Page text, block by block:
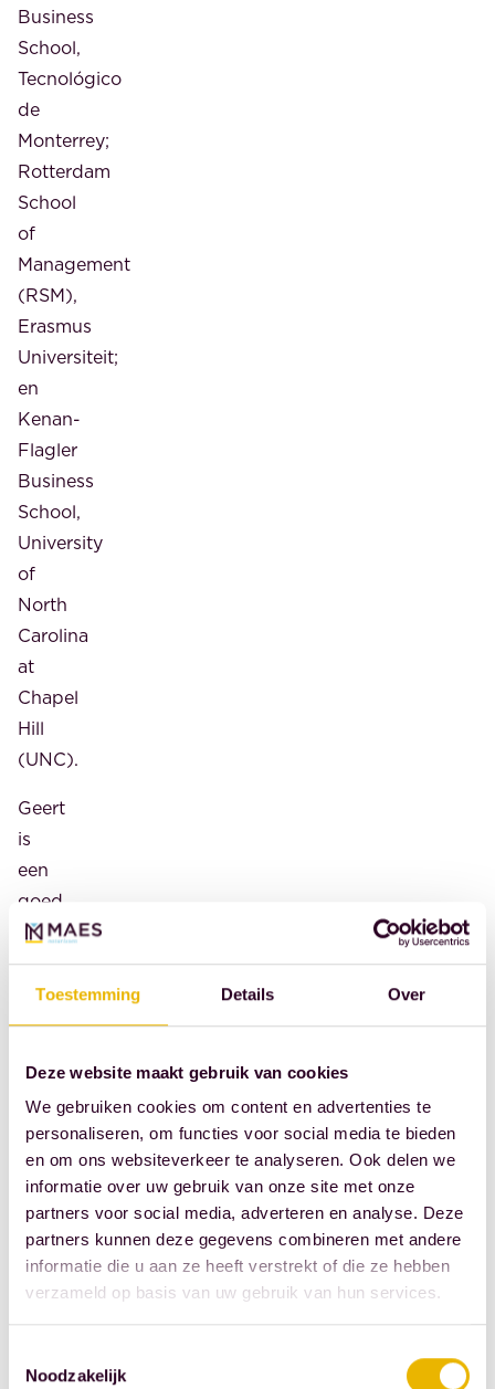
Toestemming Details Over
Deze website maakt gebruik van cookies
We gebruiken cookies om content en advertenties te
personaliseren, om functies voor social media te bieden
en om ons websiteverkeer te analyseren. Ook delen we
informatie over uw gebruik van onze site met onze
partners voor social media, adverteren en analyse. Deze
partners kunnen deze gegevens combineren met andere
informatie die u aan ze heeft verstrekt of die ze hebben
verzameld op basis van uw gebruik van hun services.
Noodzakelijk
Business
School,
Tecnológico
de
Monterrey;
Rotterdam
School
of
Management
(RSM),
Erasmus
Universiteit;
en
Kenan-
Flagler
Business
School,
University
of
North
Carolina
at
Chapel
Hill
(UNC).
Geert
is
een
goed
luisteraar
en
een
resultaatgerichte
Een
MAEStro.
Streetwise.
Zacht
op
de
persoon,
duidelijk
de